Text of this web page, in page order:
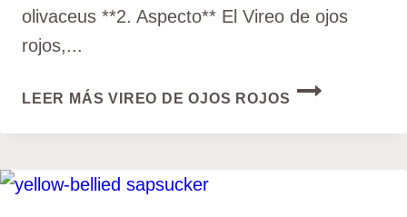
olivaceus **2. Aspecto** El Vireo de ojos
rojos,...
LEER MÁS VIREO DE OJOS ROJOS